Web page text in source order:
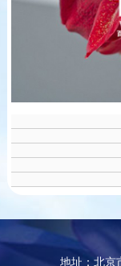
地址：北京